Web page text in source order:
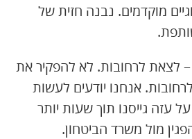
מוקדמים. נבנה חזית של
– לצאת לרחובות. לא להפקיר את
אנחנו יודעים לעשות
עזה גייסנו תוך שעות יותר
מול משרד הביטחון.